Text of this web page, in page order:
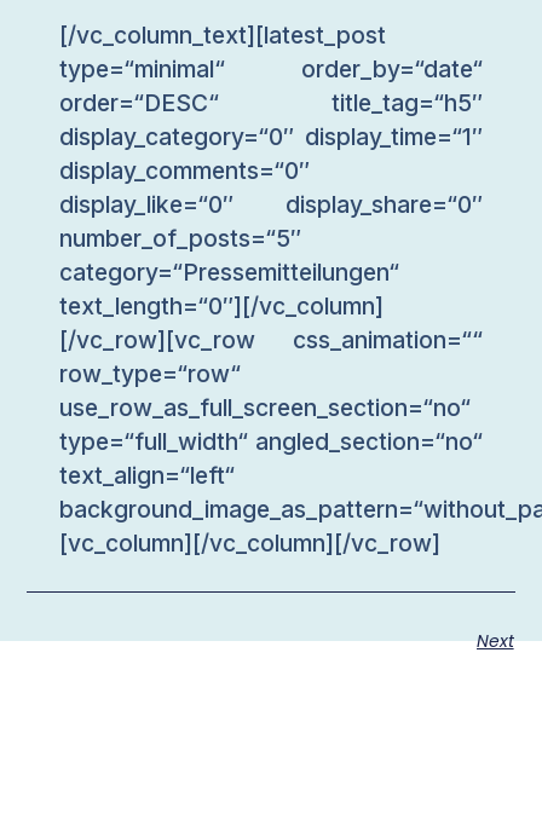
[/vc_column_text][latest_post
type=“minimal“ order_by=“date“
order=“DESC“ title_tag=“h5″
display_category=“0″ display_time=“1″
display_comments=“0″
display_like=“0″ display_share=“0″
number_of_posts=“5″
category=“Pressemitteilungen“
text_length=“0″][/vc_column]
[/vc_row][vc_row css_animation=““
row_type=“row“
use_row_as_full_screen_section=“no“
type=“full_width“ angled_section=“no“
text_align=“left“
[vc_column][/vc_column][/vc_row]
Next